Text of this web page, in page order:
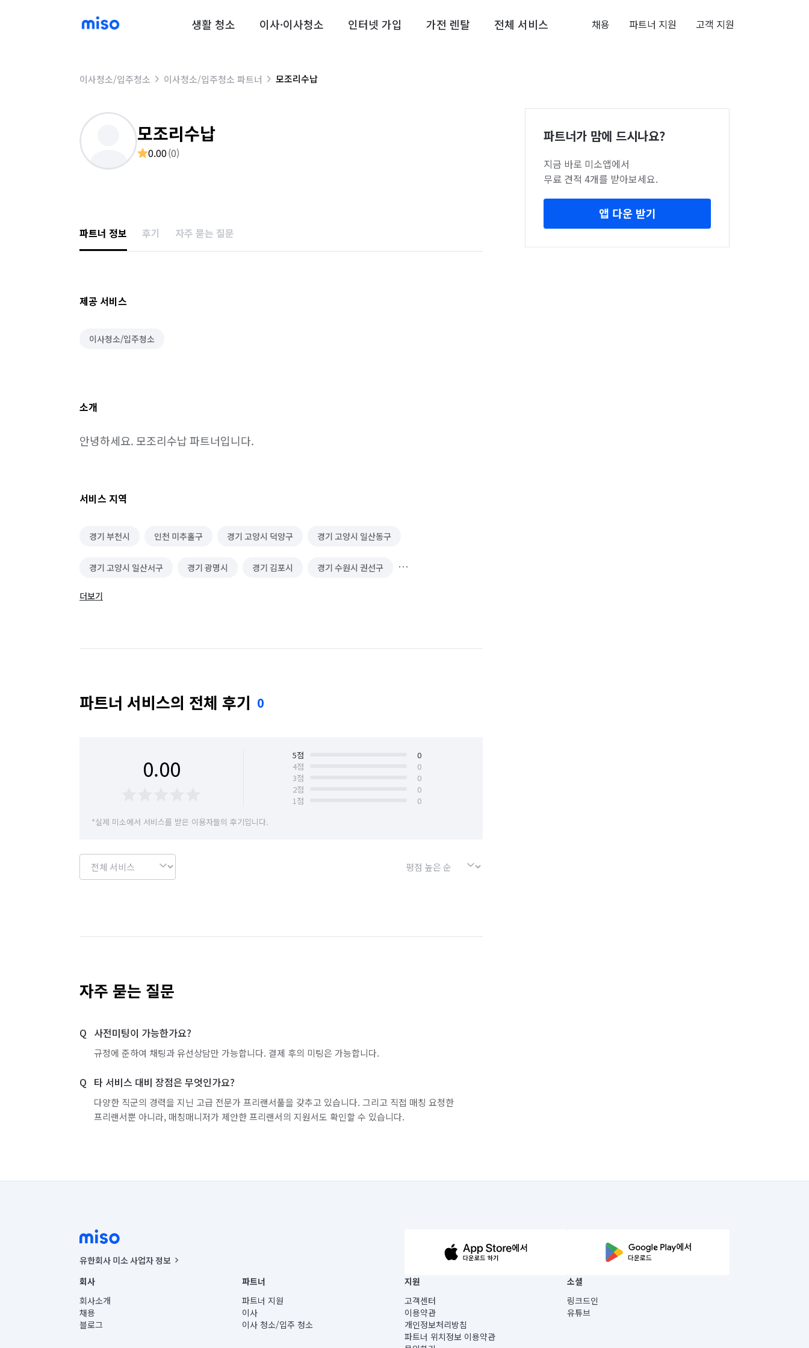
생활 청소 이사·이사청소 인터넷 가입 가전 렌탈 전체 서비스 채용 파트너 지원 고객 지원
이사청소/입주청소 이사청소/입주청소 파트너 모조리수납
모조리수납
0.00(0)
파트너 정보 후기 자주 묻는 질문
제공 서비스
이사청소/입주청소
소개
안녕하세요. 모조리수납 파트너입니다.
서비스 지역
경기 부천시 인천 미추홀구 경기 고양시 덕양구 경기 고양시 일산동구
경기 고양시 일산서구 경기 광명시 경기 김포시 경기 수원시 권선구
경기 수원시 영통구
서울 광진구 서울 구로구 서울 금천구
서울 종로구
인천 남동구
인천 부평구 인천 서구 인천 연수구
더보기
파트너 서비스의 전체 후기 0
0.00 5점
0
4점
0
3점
0
2점
0
1점
0
*실제 미소에서 서비스를 받은 이용자들의 후기입니다.
자주 묻는 질문
사전미팅이 가능한가요?
규정에 준하여 채팅과 유선상담만 가능합니다. 결제 후의 미팅은 가능합니다.
타 서비스 대비 장점은 무엇인가요?
다양한 직군의 경력을 지닌 고급 전문가 프리랜서풀을 갖추고 있습니다. 그리고 직접 매칭 요청한
프리랜서뿐 아니라, 매칭매니저가 제안한 프리랜서의 지원서도 확인할 수 있습니다.
파트너가 맘에 드시나요?
지금 바로 미소앱에서
무료 견적 4개를 받아보세요.
앱 다운 받기
유한회사 미소 사업자 정보
사업자등록번호 : 291-87-00271 | 인허가번호 : 2016-3220163-14-5-00019 |
통신판매신고번호 : 2024-서울종로-1400(공정거래위원회 정보) |
대표이사 : CHING VICTOR COLUMBIA RHEE
주소 | 본사: 서울특별시 종로구 율곡로 6(중학동, 트윈트리빌딩) B동 5층
컨택센터 : 서울특별시 종로구 수송동 율곡로 24, 7층, 8층 미소
회사
회사소개
채용
블로그
파트너
파트너 지원
이사
이사 청소/입주 청소
지원
고객센터
이용약관
개인정보처리방침
파트너 위치정보 이용약관
소셜
링크드인
유튜브